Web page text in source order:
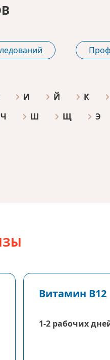
И Й К
Ч Ш Щ Э
Витамин В12
1-2 рабочих